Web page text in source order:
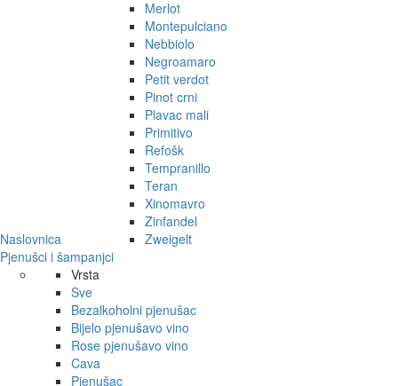
Naslovnica
Merlot
Montepulciano
Nebbiolo
Negroamaro
Petit verdot
Pinot crni
Plavac mali
Primitivo
Refošk
Tempranillo
Teran
Xinomavro
Zinfandel
Zweigelt
Pjenušci i šampanjci
Vrsta
Sve
Bezalkoholni pjenušac
Bijelo pjenušavo vino
Rose pjenušavo vino
Cava
Pjenušac